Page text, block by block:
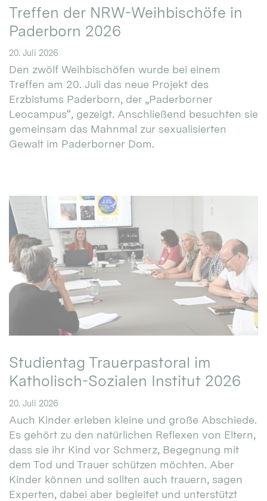
Treffen der NRW-Weihbischöfe in
Paderborn 2026
20. Juli 2026
Den zwölf Weihbischöfen wurde bei einem
Treffen am 20. Juli das neue Projekt des
Erzbistums Paderborn, der „Paderborner
Leocampus“, gezeigt. Anschließend besuchten sie
gemeinsam das Mahnmal zur sexualisierten
Gewalt im Paderborner Dom.
Studientag Trauerpastoral im
Katholisch-Sozialen Institut 2026
20. Juli 2026
Auch Kinder erleben kleine und große Abschiede.
Es gehört zu den natürlichen Reflexen von Eltern,
dass sie ihr Kind vor Schmerz, Begegnung mit
dem Tod und Trauer schützen möchten. Aber
Kinder können und sollten auch trauern, sagen
Experten, dabei aber begleitet und unterstützt